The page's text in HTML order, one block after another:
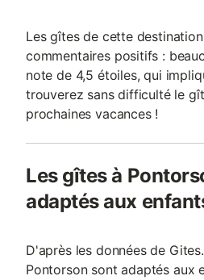
Les gîtes de cette
commentaires positifs :
note de 4,5 étoiles, qui
trouverez sans difficulté le
prochaines vacances !
Les gîtes à
adaptés aux
D'après les données de
Pontorson sont adaptés aux